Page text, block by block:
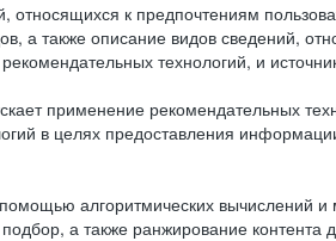
к предпочтениям
а также описание видов сведений,
технологий, и
применение рекомендательных
в целях предоставления
алгоритмических вычислений
а также ранжирование контента